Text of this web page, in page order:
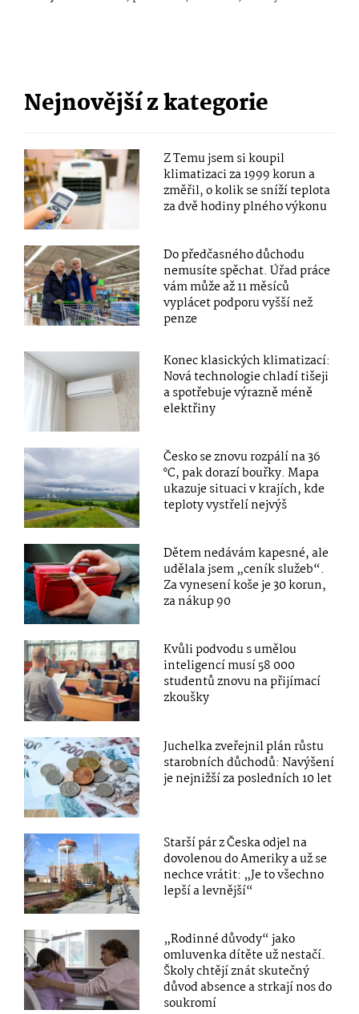
Nejnovější z kategorie
Z Temu jsem si koupil
klimatizaci za 1999 korun a
změřil, o kolik se sníží teplota
za dvě hodiny plného výkonu
Do předčasného důchodu
nemusíte spěchat. Úřad práce
vám může až 11 měsíců
vyplácet podporu vyšší než
penze
Konec klasických klimatizací:
Nová technologie chladí tišeji
a spotřebuje výrazně méně
elektřiny
Česko se znovu rozpálí na 36
°C, pak dorazí bouřky. Mapa
ukazuje situaci v krajích, kde
teploty vystřelí nejvýš
Dětem nedávám kapesné, ale
udělala jsem „ceník služeb“.
Za vynesení koše je 30 korun,
za nákup 90
Kvůli podvodu s umělou
inteligencí musí 58 000
studentů znovu na přijímací
zkoušky
Juchelka zveřejnil plán růstu
starobních důchodů: Navýšení
je nejnižší za posledních 10 let
Starší pár z Česka odjel na
dovolenou do Ameriky a už se
nechce vrátit: „Je to všechno
lepší a levnější“
„Rodinné důvody“ jako
omluvenka dítěte už nestačí.
Školy chtějí znát skutečný
důvod absence a strkají nos do
soukromí